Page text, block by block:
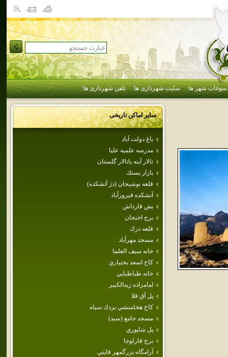
سوغات شهر ها سایت شهرداری ها تلفن شهرداری ها
سایر اماکن تاریخی
باغ دولت آباد
مدرسه علميه عليا
تالار آينه ياتالار گلستان
بازار بستك
قلعه‌ نوشيجان‌ (دژ آتشكده‌)
آتشكده فيروزآباد
بش قارداش
برج اخنجان
قلعه‌ دزك
مسجد مهرآباد
خانه سيف العلما
كاخ اسعد بختياري
خانه طباطبايي
امامزاده زيدالكبير
پل آق قلا
كاخ هخامنشي بردك سياه
مسجد جامع (سيد)
پل‌ شاپوري‌
برج قارلوجا
آرامگاه بزرگمهر قايني